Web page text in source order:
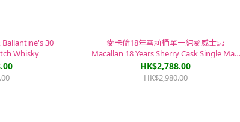
30
Whisky
麥卡倫18年雪莉桶單一純麥威士忌
Macallan 18 Years Sherry Cask Single Malt
Whisky
HK$2,788.00
HK$2,980.00